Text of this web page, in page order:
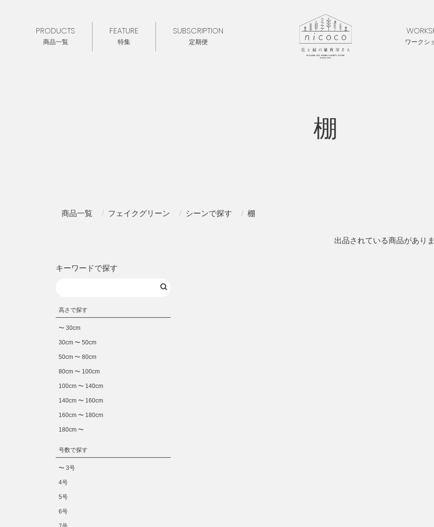
PRODUCTS
商品一覧
FEATURE
特集
SUBSCRIPTION
定期便 ワークシ
棚
商品一覧 フェイクグリーン シーンで探す 棚
出品されている商品があり
キーワードで探す
高さで探す
〜 30cm
30cm 〜 50cm
50cm 〜 80cm
80cm 〜 100cm
100cm 〜 140cm
140cm 〜 160cm
160cm 〜 180cm
180cm 〜
号数で探す
〜 3号
4号
5号
6号